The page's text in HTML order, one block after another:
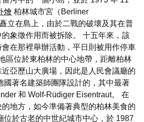
燴 柏林城市宮（Berliner
立在島上，由於二戰的破壞及其在普
象徵作用而被拆除。 十五年來，該
在那裡舉辦活動，平日則被用作停車
區位於東柏林的中心地帶，距離柏林
亞歷山大廣場，因此是人民會議廳的
國著名建築師團隊設計的，其中最著
和 Wolf-Rüdiger Eisentraut。 在
地方，如今準備著典型的柏林美食的
位於古老的中世紀城市中心，於 1987